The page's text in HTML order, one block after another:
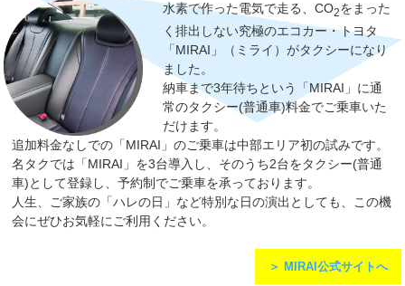
水素で作った電気で走る、CO2をまった
く排出しない究極のエコカー・トヨタ
「MIRAI」（ミライ）がタクシーになり
ました。
納車まで3年待ちという「MIRAI」に通
常のタクシー(普通車)料金でご乗車いた
だけます。
追加料金なしでの「MIRAI」のご乗車は中部エリア初の試みです。
名タクでは「MIRAI」を3台導入し、そのうち2台をタクシー(普通
車)として登録し、予約制でご乗車を承っております。
人生、ご家族の「ハレの日」など特別な日の演出としても、この機
会にぜひお気軽にご利用ください。
MIRAI公式サイトへ